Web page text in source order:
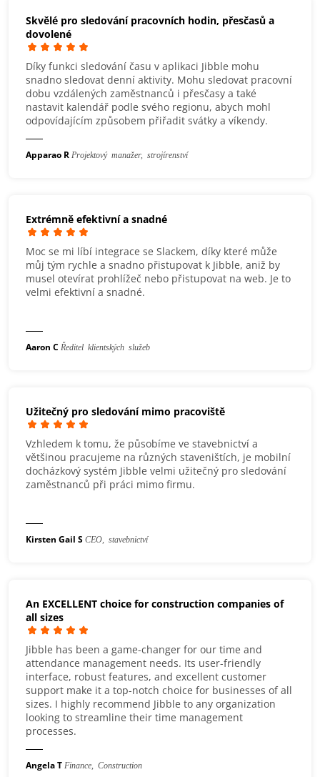
Skvělé pro sledování pracovních hodin, přesčasů a
dovolené
Díky funkci sledování času v aplikaci Jibble mohu
snadno sledovat denní aktivity. Mohu sledovat pracovní
dobu vzdálených zaměstnanců i přesčasy a také
nastavit kalendář podle svého regionu, abych mohl
odpovídajícím způsobem přiřadit svátky a víkendy.
Apparao R Projektový manažer, strojírenství
Extrémně efektivní a snadné
Moc se mi líbí integrace se Slackem, díky které může
můj tým rychle a snadno přistupovat k Jibble, aniž by
musel otevírat prohlížeč nebo přistupovat na web. Je to
velmi efektivní a snadné.
Aaron C Ředitel klientských služeb
Užitečný pro sledování mimo pracoviště
Vzhledem k tomu, že působíme ve stavebnictví a
většinou pracujeme na různých staveništích, je mobilní
docházkový systém Jibble velmi užitečný pro sledování
zaměstnanců při práci mimo firmu.
Kirsten Gail S CEO, stavebnictví
An EXCELLENT choice for construction companies of
all sizes
Jibble has been a game-changer for our time and
attendance management needs. Its user-friendly
interface, robust features, and excellent customer
support make it a top-notch choice for businesses of all
sizes. I highly recommend Jibble to any organization
looking to streamline their time management
processes.
Angela T Finance, Construction